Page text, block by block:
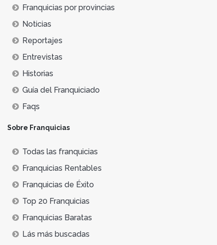
Franquicias por provincias
Noticias
Reportajes
Entrevistas
Historias
Guía del Franquiciado
Faqs
Sobre Franquicias
Todas las franquicias
Franquicias Rentables
Franquicias de Éxito
Top 20 Franquicias
Franquicias Baratas
Lás más buscadas